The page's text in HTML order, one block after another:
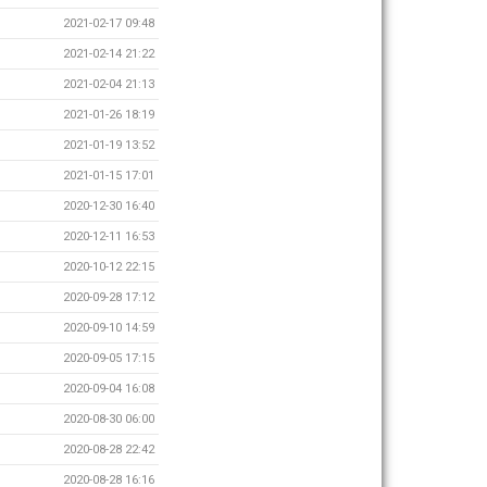
2021-02-17 09:48
2021-02-14 21:22
2021-02-04 21:13
2021-01-26 18:19
2021-01-19 13:52
2021-01-15 17:01
2020-12-30 16:40
2020-12-11 16:53
2020-10-12 22:15
2020-09-28 17:12
2020-09-10 14:59
2020-09-05 17:15
2020-09-04 16:08
2020-08-30 06:00
2020-08-28 22:42
2020-08-28 16:16